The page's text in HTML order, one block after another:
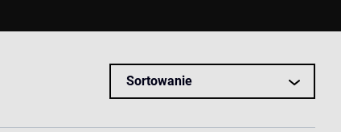
Sortowanie